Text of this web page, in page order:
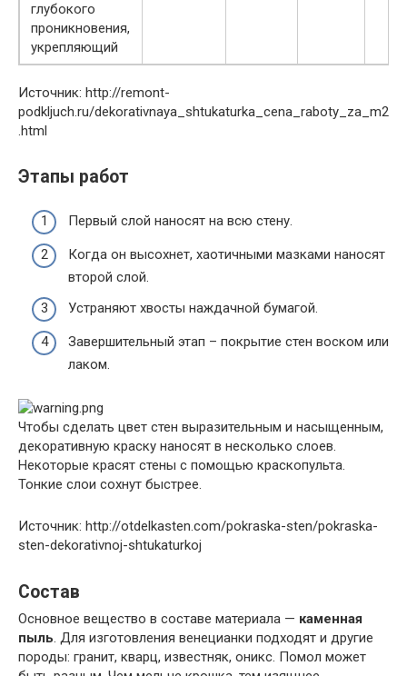
глубокого
проникновения,
укрепляющий
Источник: http://remont-
podkljuch.ru/dekorativnaya_shtukaturka_cena_raboty_za_m2
.html
Этапы работ
Первый слой наносят на всю стену.
Когда он высохнет, хаотичными мазками наносят
второй слой.
Устраняют хвосты наждачной бумагой.
Завершительный этап – покрытие стен воском или
лаком.
Чтобы сделать цвет стен выразительным и насыщенным,
декоративную краску наносят в несколько слоев.
Некоторые красят стены с помощью краскопульта.
Тонкие слои сохнут быстрее.
Источник: http://otdelkasten.com/pokraska-sten/pokraska-
sten-dekorativnoj-shtukaturkoj
Состав
Основное вещество в составе материала — каменная
пыль. Для изготовления венецианки подходят и другие
породы: гранит, кварц, известняк, оникс. Помол может